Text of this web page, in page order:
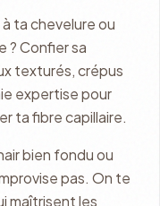
ta chevelure ou
? Confier sa
texturés, crépus
expertise pour
ta fibre capillaire.
bien fondu ou
pas. On te
maîtrisent les